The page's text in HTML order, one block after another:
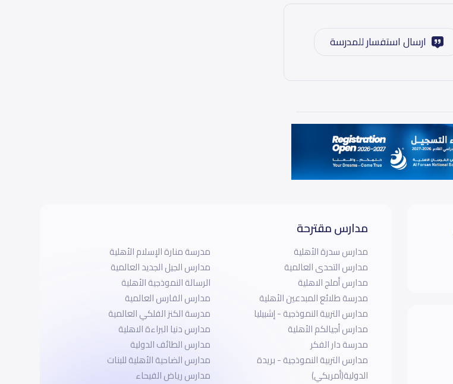
ارسال استفسار للمدرسة
مدارس مقترحة
مدارس سدرة الأهلية
مدارس التحدى العالمية
مدارس أملج الاهلية
مدرسة طلائع المبدعين الأهلية
مدارس التربية النموذجية - إشبيليا
مدارس أجيالكم الأهلية
مدرسة دار الفكر
مدارس التربية النموذجية - بريدة
الدولية(أمريكي)
مدرسة منارة الإسلام الأهلية
مدارس الجيل الجديد العالمية
الرسالة النموذجية الأهلية
مدارس الفارس العالمية
مدرسة الكنز الفلكي العالمية
مدارس دنيا البراءة الاهلية
مدارس الطائف الدولية
مدارس الضاحية الأهلية للبنات
مدارس رياض الفيحاء